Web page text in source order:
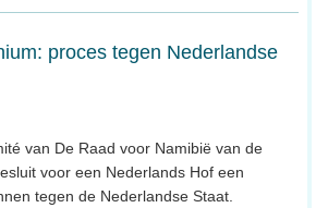
proces tegen Nederlandse
van De Raad voor Namibië van de
voor een Nederlands Hof een
tegen de Nederlandse Staat.